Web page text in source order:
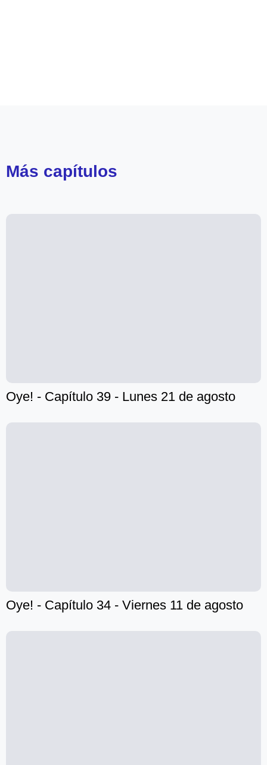
Más capítulos
Oye! - Capítulo 39 - Lunes 21 de agosto
Oye! - Capítulo 34 - Viernes 11 de agosto